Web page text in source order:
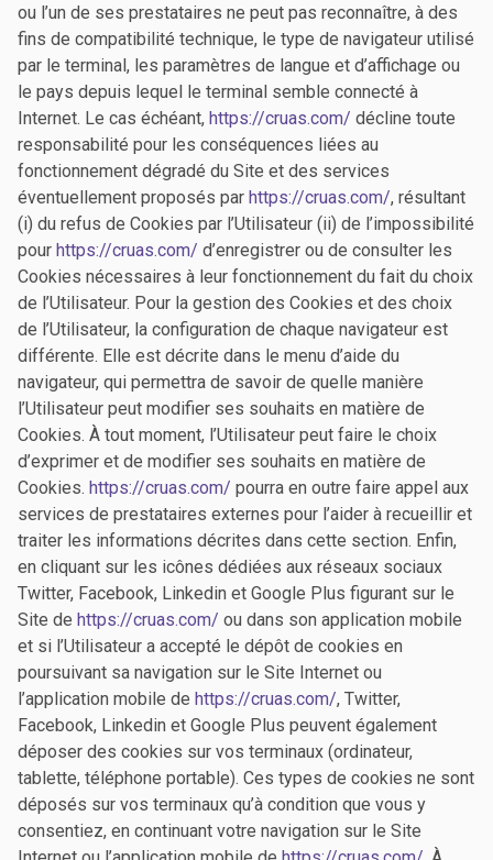
ou l’un de ses prestataires ne peut pas reconnaître, à des
fins de compatibilité technique, le type de navigateur utilisé
par le terminal, les paramètres de langue et d’affichage ou
le pays depuis lequel le terminal semble connecté à
Internet. Le cas échéant, https://cruas.com/ décline toute
responsabilité pour les conséquences liées au
fonctionnement dégradé du Site et des services
éventuellement proposés par https://cruas.com/, résultant
(i) du refus de Cookies par l’Utilisateur (ii) de l’impossibilité
pour https://cruas.com/ d’enregistrer ou de consulter les
Cookies nécessaires à leur fonctionnement du fait du choix
de l’Utilisateur. Pour la gestion des Cookies et des choix
de l’Utilisateur, la configuration de chaque navigateur est
différente. Elle est décrite dans le menu d’aide du
navigateur, qui permettra de savoir de quelle manière
l’Utilisateur peut modifier ses souhaits en matière de
Cookies. À tout moment, l’Utilisateur peut faire le choix
d’exprimer et de modifier ses souhaits en matière de
Cookies. https://cruas.com/ pourra en outre faire appel aux
services de prestataires externes pour l’aider à recueillir et
traiter les informations décrites dans cette section. Enfin,
en cliquant sur les icônes dédiées aux réseaux sociaux
Twitter, Facebook, Linkedin et Google Plus figurant sur le
Site de https://cruas.com/ ou dans son application mobile
et si l’Utilisateur a accepté le dépôt de cookies en
poursuivant sa navigation sur le Site Internet ou
l’application mobile de https://cruas.com/, Twitter,
Facebook, Linkedin et Google Plus peuvent également
déposer des cookies sur vos terminaux (ordinateur,
tablette, téléphone portable). Ces types de cookies ne sont
déposés sur vos terminaux qu’à condition que vous y
consentiez, en continuant votre navigation sur le Site